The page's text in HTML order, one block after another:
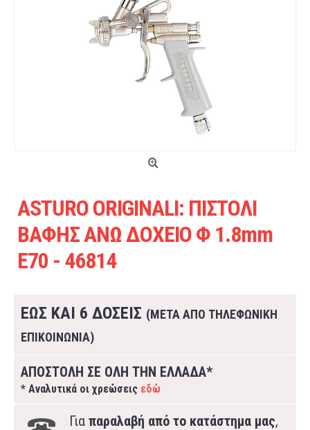
ASTURO ORIGINALI: ΠΙΣΤΟΛΙ
ΒΑΦΗΣ ΑΝΩ ΔΟΧΕΙΟ Φ 1.8mm
E70 - 46814
ΕΩΣ ΚΑΙ 6 ΔΟΣΕΙΣ (ΜΕΤΑ ΑΠΟ ΤΗΛΕΦΩΝΙΚΗ
ΕΠΙΚΟΙΝΩΝΙΑ)
ΑΠΟΣΤΟΛΗ ΣΕ ΟΛΗ ΤΗΝ ΕΛΛΑΔΑ*
* Αναλυτικά οι χρεώσεις εδώ
Για παραλαβή από το κατάστημα μας,